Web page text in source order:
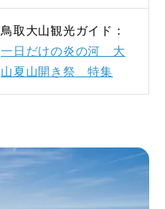
鳥取大山観光ガイド：
一日だけの炎の河 大
山夏山開き祭 特集